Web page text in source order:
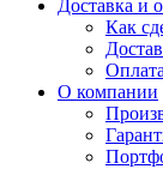
Доставка и
Как
О компании